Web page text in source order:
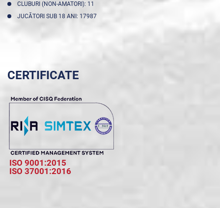
CLUBURI (NON-AMATORI): 11
JUCĂTORI SUB 18 ANI: 17987
CERTIFICATE
ISO 9001:2015
ISO 37001:2016